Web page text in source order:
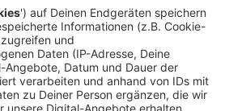
"Perspektiven" (2022)
Mal nach 1981 auf Platz